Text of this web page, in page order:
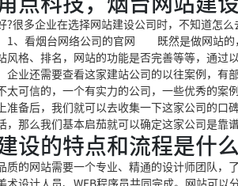
?很多企业在选择网站建设公司时，不知道怎
看烟台网络公司的官网 既然是做网站的，
风格、排名，网站的功能是否完善等等，通
还需要查看这家建站公司的以往案例，有
太可信的，一个有实力的公司，一些优秀的
后，我们就可以去收集一下这家公司的口
，那么我们基本启茄就可以确定这家公司是靠
设的特点和流程是什么
质的网站需要一个专业、精通的设计师团队
术设计人员、WEB程序员共同完成。网站可